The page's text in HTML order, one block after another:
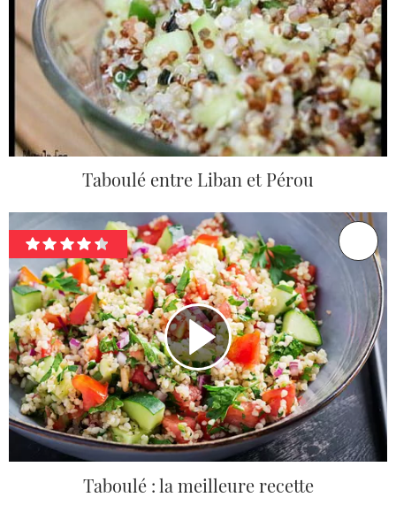
Taboulé entre Liban et Pérou
Taboulé : la meilleure recette